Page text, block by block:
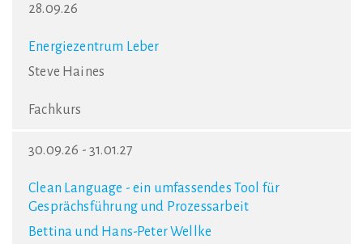
28.09.26
Energiezentrum Leber
Steve Haines
Fachkurs
30.09.26 - 31.01.27
Clean Language - ein umfassendes Tool für
Gesprächsführung und Prozessarbeit
Bettina und Hans-Peter Wellke